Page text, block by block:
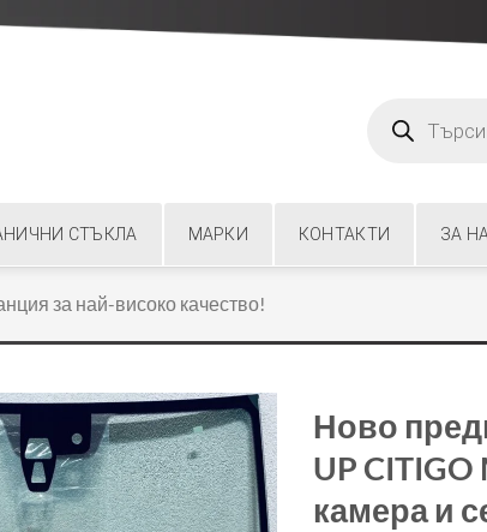
search
СТЪКЛА МАРКИ КОНТАКТИ ЗА
за най-високо качество!
Ново
UP
камера и